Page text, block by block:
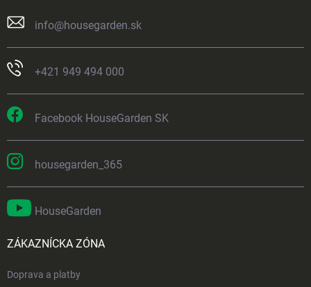
info@housegarden.sk
+421 949 494 000
Facebook HouseGarden SK
housegarden_365
HouseGarden
ZÁKAZNÍCKA ZÓNA
Doprava a platby